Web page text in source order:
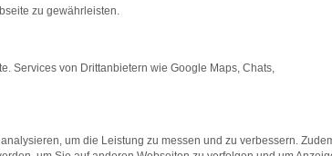
verhindern. Funktioniert die Seite in einem
zu gewährleisten.
Services von Drittanbietern wie Google Maps, Chats,
um die Leistung zu messen und zu verbessern.